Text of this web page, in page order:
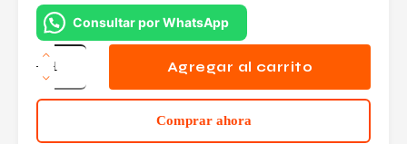
Consultar por WhatsApp
Proyector
BenQ
MX631ST
Black
Agregar al carrito
Comprar ahora